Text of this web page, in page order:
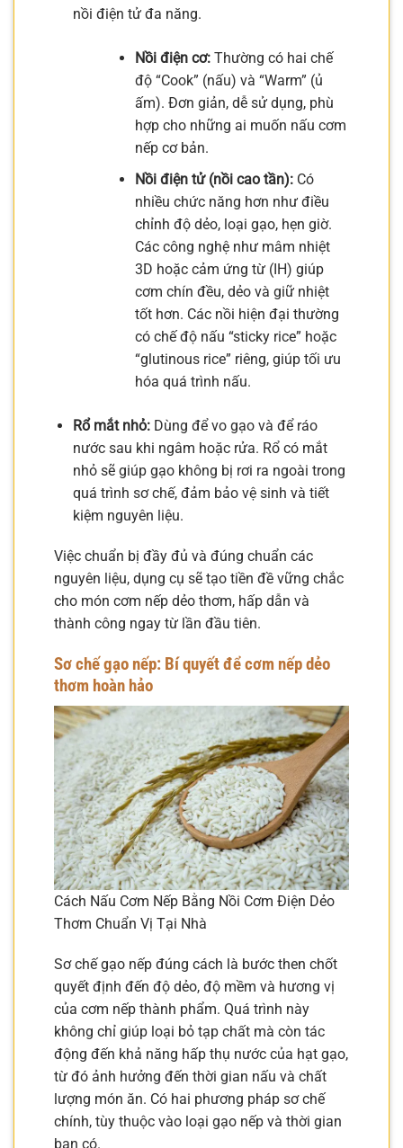
nồi điện tử đa năng.
Nồi điện cơ:Thường có hai chế
độ “Cook” (nấu) và “Warm” (ủ
ấm). Đơn giản, dễ sử dụng, phù
hợp cho những ai muốn nấu cơm
nếp cơ bản.
Nồi điện tử (nồi cao tần):Có
nhiều chức năng hơn như điều
chỉnh độ dẻo, loại gạo, hẹn giờ.
Các công nghệ như mâm nhiệt
3D hoặc cảm ứng từ (IH) giúp
cơm chín đều, dẻo và giữ nhiệt
tốt hơn. Các nồi hiện đại thường
có chế độ nấu “sticky rice” hoặc
“glutinous rice” riêng, giúp tối ưu
hóa quá trình nấu.
Rổ mắt nhỏ:Dùng để vo gạo và để ráo
nước sau khi ngâm hoặc rửa. Rổ có mắt
nhỏ sẽ giúp gạo không bị rơi ra ngoài trong
quá trình sơ chế, đảm bảo vệ sinh và tiết
kiệm nguyên liệu.
Việc chuẩn bị đầy đủ và đúng chuẩn các
nguyên liệu, dụng cụ sẽ tạo tiền đề vững chắc
cho món cơm nếp dẻo thơm, hấp dẫn và
thành công ngay từ lần đầu tiên.
Sơ chế gạo nếp: Bí quyết để cơm nếp dẻo
thơm hoàn hảo
Cách Nấu Cơm Nếp Bằng Nồi Cơm Điện Dẻo
Thơm Chuẩn Vị Tại Nhà
Sơ chế gạo nếp đúng cách là bước then chốt
quyết định đến độ dẻo, độ mềm và hương vị
của cơm nếp thành phẩm. Quá trình này
không chỉ giúp loại bỏ tạp chất mà còn tác
động đến khả năng hấp thụ nước của hạt gạo,
từ đó ảnh hưởng đến thời gian nấu và chất
lượng món ăn. Có hai phương pháp sơ chế
chính, tùy thuộc vào loại gạo nếp và thời gian
bạn có.